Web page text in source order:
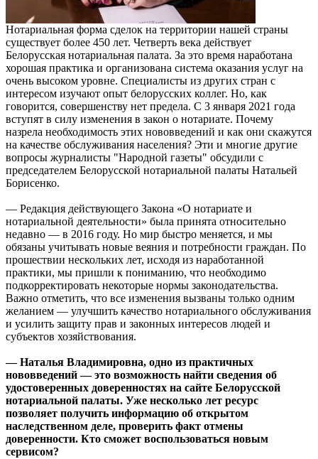
Нотариальная форма сделок на территории нашей страны
существует более 450 лет. Четверть века действует
Белорусская нотариальная палата. За это время наработана
хорошая практика и организована система оказания услуг на
очень высоком уровне. Специалисты из других стран с
интересом изучают опыт белорусских коллег. Но, как
говорится, совершенству нет предела. С 3 января 2021 года
вступят в силу изменения в закон о нотариате. Почему
назрела необходимость этих нововведений и как они скажутся
на качестве обслуживания населения? Эти и многие другие
вопросы журналисты "Народной газеты" обсудили с
председателем Белорусской нотариальной палаты Натальей
Борисенко.
— Редакция действующего Закона «О нотариате и
нотариальной деятельности» была принята относительно
недавно — в 2016 году. Но мир быстро меняется, и мы
обязаны учитывать новые веяния и потребности граждан. По
прошествии нескольких лет, исходя из наработанной
практики, мы пришли к пониманию, что необходимо
подкорректировать некоторые нормы законодательства.
Важно отметить, что все изменения вызваны только одним
желанием — улучшить качество нотариального обслуживания
и усилить защиту прав и законных интересов людей и
субъектов хозяйствования.
— Наталья Владимировна, одно из практичных
нововведений — это возможность найти сведения об
удостоверенных доверенностях на сайте Белорусской
нотариальной палаты. Уже несколько лет ресурс
позволяет получить информацию об открытом
наследственном деле, проверить факт отмены
доверенности. Кто сможет воспользоваться новым
сервисом?